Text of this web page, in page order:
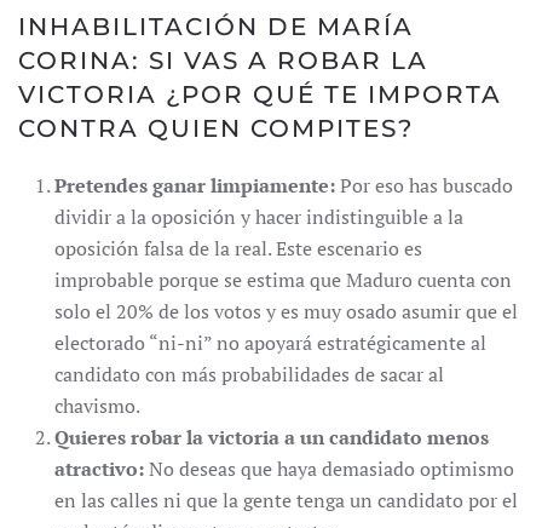
INHABILITACIÓN DE MARÍA
CORINA: SI VAS A ROBAR LA
VICTORIA ¿POR QUÉ TE IMPORTA
CONTRA QUIEN COMPITES?
Pretendes ganar limpiamente:Por eso has buscado
dividir a la oposición y hacer indistinguible a la
oposición falsa de la real. Este escenario es
improbable porque se estima que Maduro cuenta con
solo el 20% de los votos y es muy osado asumir que el
electorado “ni-ni” no apoyará estratégicamente al
candidato con más probabilidades de sacar al
chavismo.
Quieres robar la victoria a un candidato menos
atractivo:No deseas que haya demasiado optimismo
en las calles ni que la gente tenga un candidato por el